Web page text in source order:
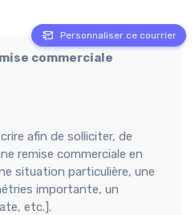
Personnaliser ce courrier
commerciale
afin de solliciter, de
remise commerciale en
situation particulière, une
importante, un
etc.].